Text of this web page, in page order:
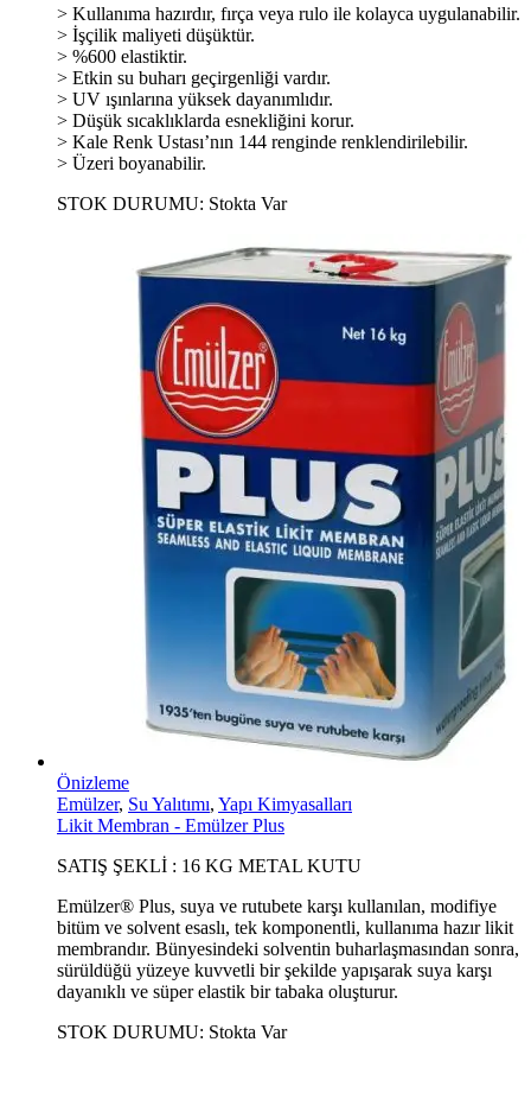
> Kullanıma hazırdır, fırça veya rulo ile kolayca uygulanabilir.
> İşçilik maliyeti düşüktür.
> %600 elastiktir.
> Etkin su buharı geçirgenliği vardır.
> UV ışınlarına yüksek dayanımlıdır.
> Düşük sıcaklıklarda esnekliğini korur.
> Kale Renk Ustası’nın 144 renginde renklendirilebilir.
> Üzeri boyanabilir.
STOK DURUMU: Stokta Var
Önizleme
Emülzer, Su Yalıtımı, Yapı Kimyasalları
Likit Membran - Emülzer Plus
SATIŞ ŞEKLİ : 16 KG METAL KUTU
Emülzer® Plus, suya ve rutubete karşı kullanılan, modifiye
bitüm ve solvent esaslı, tek komponentli, kullanıma hazır likit
membrandır. Bünyesindeki solventin buharlaşmasından sonra,
sürüldüğü yüzeye kuvvetli bir şekilde yapışarak suya karşı
dayanıklı ve süper elastik bir tabaka oluşturur.
STOK DURUMU: Stokta Var